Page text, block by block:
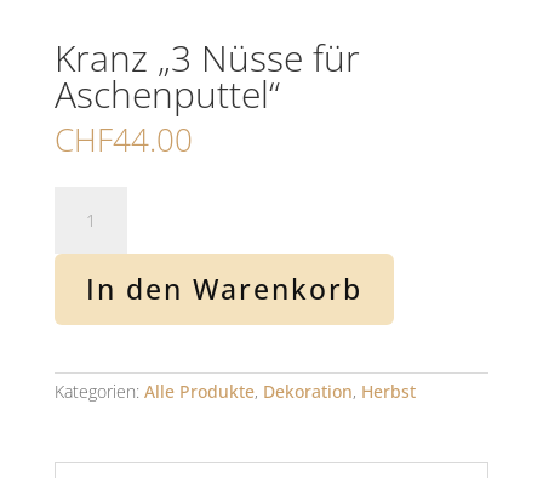
Kranz „3 Nüsse für
Aschenputtel“
CHF44.00
für
Aschenputtel"
MengeIn den Warenkorb
Kategorien: Alle Produkte, Dekoration, Herbst